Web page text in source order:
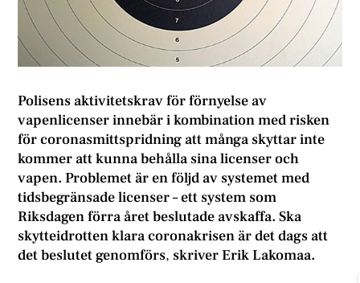
Polisens aktivitetskrav för förnyelse av
vapenlicenser innebär i kombination med risken
för coronasmittspridning att många skyttar inte
kommer att kunna behålla sina licenser och
vapen. Problemet är en följd av systemet med
tidsbegränsade licenser – ett system som
Riksdagen förra året beslutade avskaffa. Ska
skytteidrotten klara coronakrisen är det dags att
det beslutet genomförs,skriver Erik Lakomaa.